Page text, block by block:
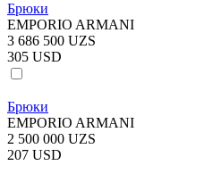
Брюки
EMPORIO ARMANI
3 686 500 UZS
305 USD
Брюки
EMPORIO ARMANI
2 500 000 UZS
207 USD